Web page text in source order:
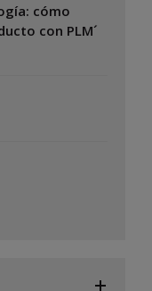
cómo
con PLM´